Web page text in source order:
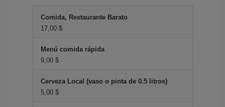
Comida, Restaurante Barato
17,00 $
Menú comida rápida
9,00 $
Cerveza Local (vaso o pinta de 0.5 litros)
5,00 $